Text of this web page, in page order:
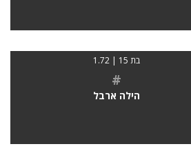
בת 15 | 1.72
#
הילה ארבל